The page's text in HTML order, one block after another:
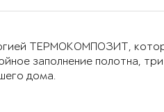
ТЕРМОКОМПОЗИТ,
заполнение полотна,
дома.